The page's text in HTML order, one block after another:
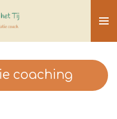
coaching